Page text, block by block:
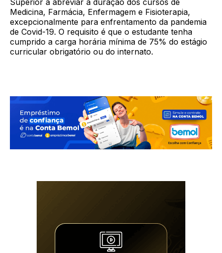
Medicina, Farmácia, Enfermagem e Fisioterapia,
excepcionalmente para enfrentamento da pandemia
de Covid-19. O requisito é que o estudante tenha
cumprido a carga horária mínima de 75% do estágio
curricular obrigatório ou do internato.